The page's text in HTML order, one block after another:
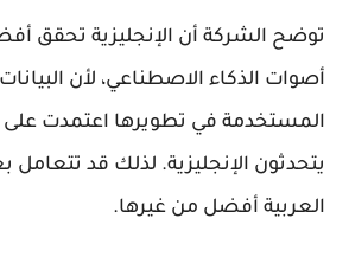
توضح الشركة أن الإنجليزية تحقق
أصوات الذكاء الاصطناعي، لأن
المستخدمة في تطويرها اعتمدت على
يتحدثون الإنجليزية. لذلك قد
العربية أفضل من غيرها.